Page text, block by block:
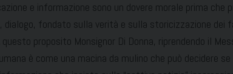
e informazione sono un dovere morale prima che
fondato sulla verità e sulla storicizzazione dei
proposito Monsignor Di Donna, riprendendo il
è come una macina da mulino che può decidere